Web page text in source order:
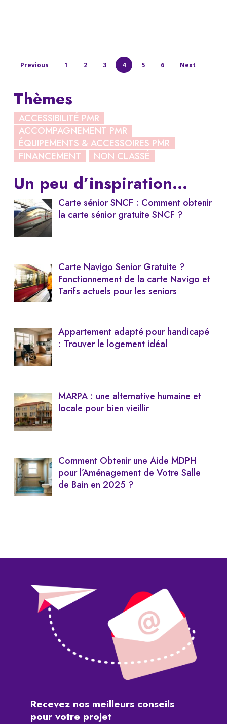
Previous 1 2 3 4 5 6 Next
Thèmes
ACCESSIBILITÉ PMR
ACCOMPAGNEMENT PMR
ÉQUIPEMENTS & ACCESSOIRES PMR
FINANCEMENT
NON CLASSÉ
Un peu d’inspiration…
Carte sénior SNCF : Comment obtenir
la carte sénior gratuite SNCF ?
Carte Navigo Senior Gratuite ?
Fonctionnement de la carte Navigo et
Tarifs actuels pour les seniors
Appartement adapté pour handicapé
: Trouver le logement idéal
MARPA : une alternative humaine et
locale pour bien vieillir
Comment Obtenir une Aide MDPH
pour l’Aménagement de Votre Salle
de Bain en 2025 ?
Recevez nos meilleurs conseils
pour votre projet